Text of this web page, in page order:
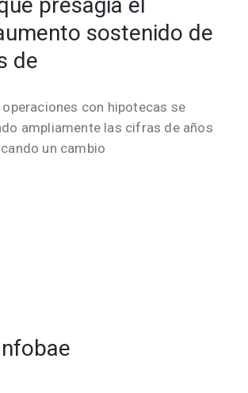
sostenido de
de
con hipotecas se
ampliamente las cifras de años
un cambio